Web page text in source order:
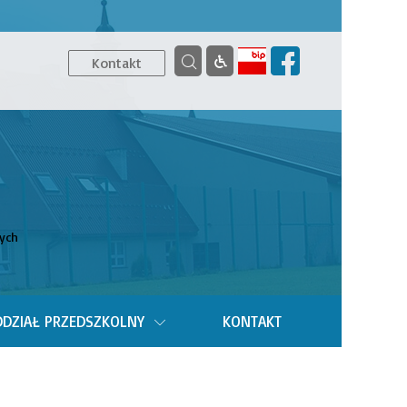
Kontakt
PRZEDSZKOLNY KONTAKT